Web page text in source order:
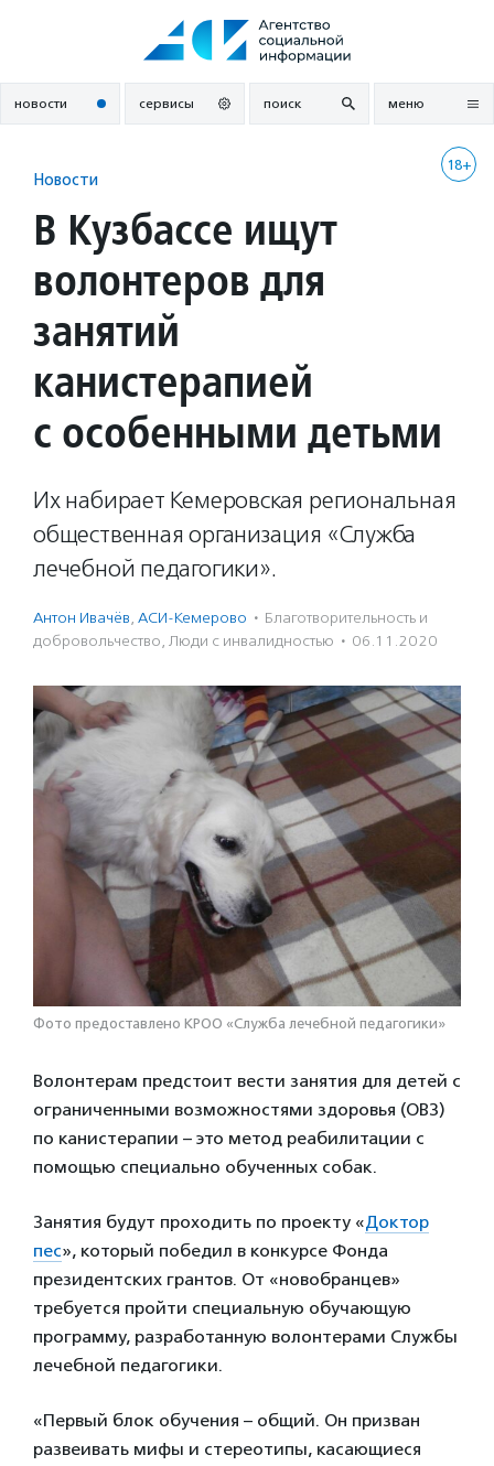
новости сервисы поиск меню
18+
Новости
В Кузбассе ищут
волонтеров для
занятий
канистерапией
с особенными детьми
Их набирает Кемеровская региональная
общественная организация «Служба
лечебной педагогики».
Антон Ивачёв, АСИ-Кемерово · Благотвори­тель­ность и
доброволь­чест­во, Люди с инвалидностью · 06.11.2020
Фото предоставлено КРОО «Служба лечебной педагогики»
Волонтерам предстоит вести занятия для детей с
ограниченными возможностями здоровья (ОВЗ)
по канистерапии – это метод реабилитации с
помощью специально обученных собак.
Занятия будут проходить по проекту «Доктор
пес», который победил в конкурсе Фонда
президентских грантов. От «новобранцев»
требуется пройти специальную обучающую
программу, разработанную волонтерами Службы
лечебной педагогики.
«Первый блок обучения – общий. Он призван
развеивать мифы и стереотипы, касающиеся